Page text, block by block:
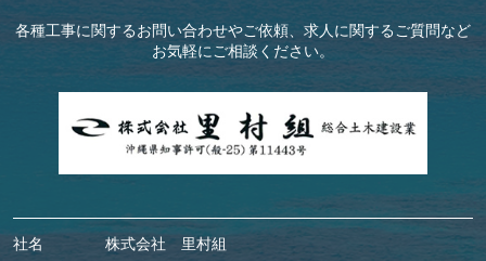
各種工事に関するお問い合わせやご依頼、求人に関するご質問など
お気軽にご相談ください。
社名 株式会社 里村組